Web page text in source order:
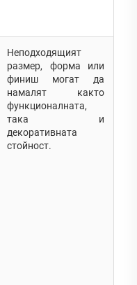
Неподходящият
размер, форма или
финиш могат да
намалят както
функционалната,
така и
декоративната
стойност.